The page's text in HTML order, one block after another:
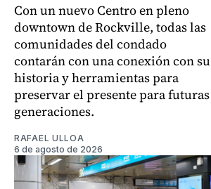
Con un nuevo Centro en pleno
downtown de Rockville, todas las
comunidades del condado
contarán con una conexión con su
historia y herramientas para
preservar el presente para futuras
generaciones.
RAFAEL ULLOA
6 de agosto de 2026